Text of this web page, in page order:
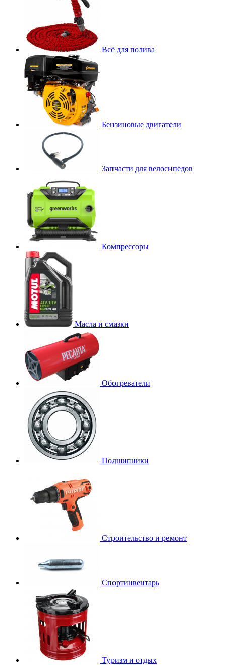
Всё для полива
Бензиновые двигатели
Запчасти для велосипедов
Компрессоры
Масла и смазки
Обогреватели
Подшипники
Строительство и ремонт
Спортинвентарь
Туризм и отдых